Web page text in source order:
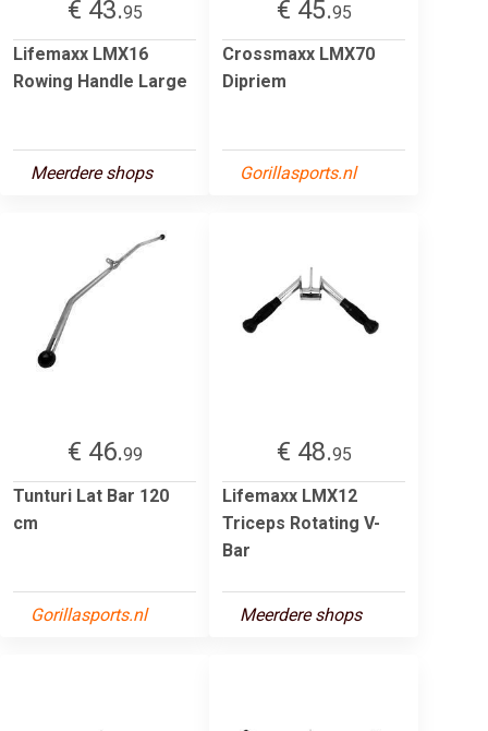
€ 43.95
Lifemaxx LMX16
Rowing Handle Large
Meerdere shops
€ 45.95
Crossmaxx LMX70
Dipriem
Gorillasports.nl
€ 46.99
Tunturi Lat Bar 120
cm
Gorillasports.nl
€ 48.95
Lifemaxx LMX12
Triceps Rotating V-
Bar
Meerdere shops